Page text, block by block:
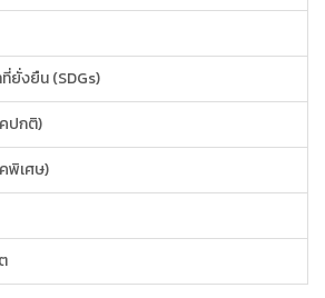
ยั่งยืน (SDGs)
ปกติ)
พิเศษ)